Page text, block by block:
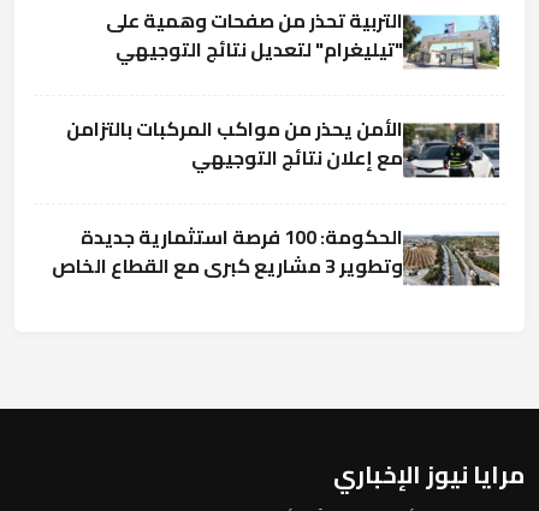
التربية تحذر من صفحات وهمية على
"تيليغرام" لتعديل نتائج التوجيهي
الأمن يحذر من مواكب المركبات بالتزامن
مع إعلان نتائج التوجيهي
الحكومة: 100 فرصة استثمارية جديدة
وتطوير 3 مشاريع كبرى مع القطاع الخاص
مرايا نيوز الإخباري